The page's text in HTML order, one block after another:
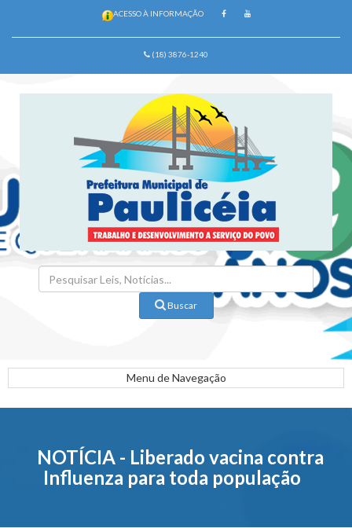
ACESSO À INFORMAÇÃO
(18) 3876-1240
Buscar
Menu de Navegação
NOTÍCIA - Liberado vacina contra
Influenza para toda população